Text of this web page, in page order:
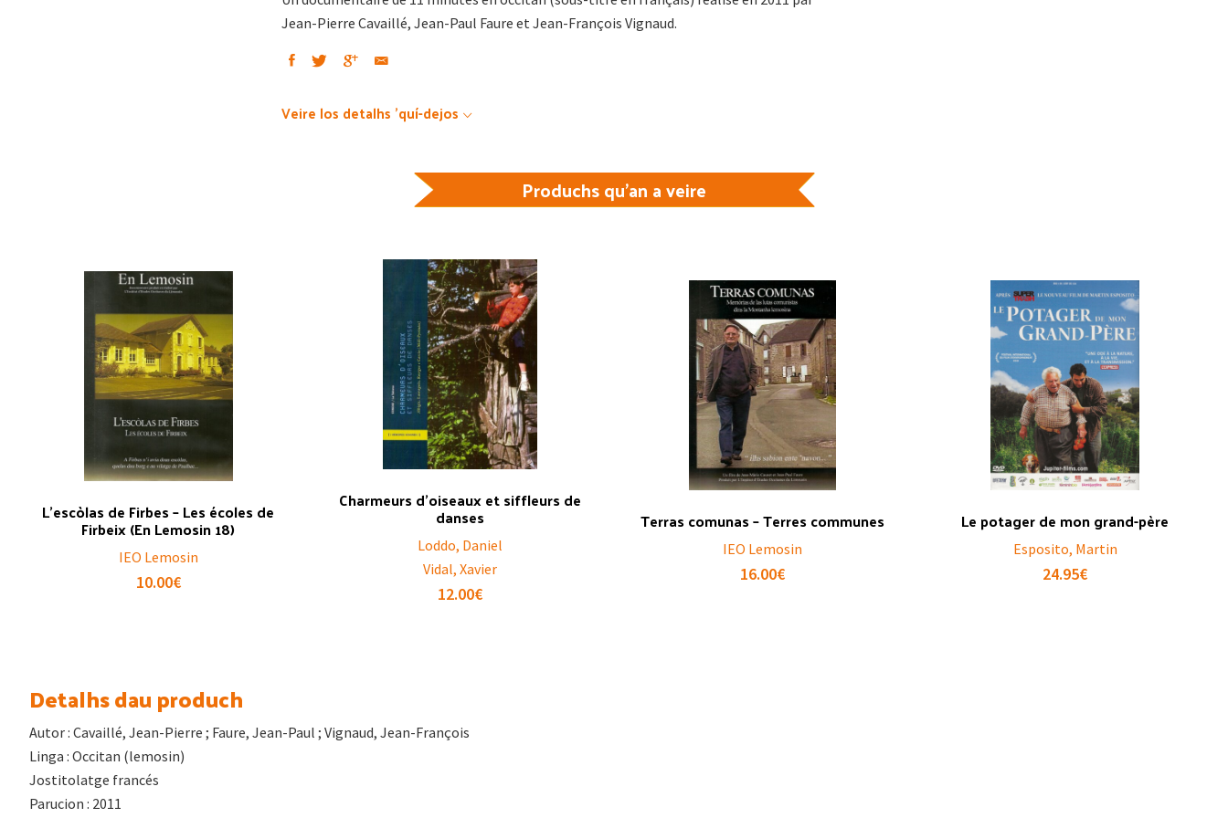
Jean-Pierre Cavaillé, Jean-Paul Faure et Jean-François Vignaud.
Veire los detalhs 'quí-dejos
Produchs qu'an a veire
L’escòlas de Firbes – Les écoles de
Firbeix (En Lemosin 18)
IEO Lemosin
10.00€
Charmeurs d’oiseaux et siffleurs de
danses
Loddo, Daniel
Vidal, Xavier
12.00€
Terras comunas – Terres communes
IEO Lemosin
16.00€
Le potager de mon grand-père
Esposito, Martin
24.95€
Detalhs dau produch
Autor : Cavaillé, Jean-Pierre ; Faure, Jean-Paul ; Vignaud, Jean-François
Linga : Occitan (lemosin)
Jostitolatge francés
Parucion : 2011